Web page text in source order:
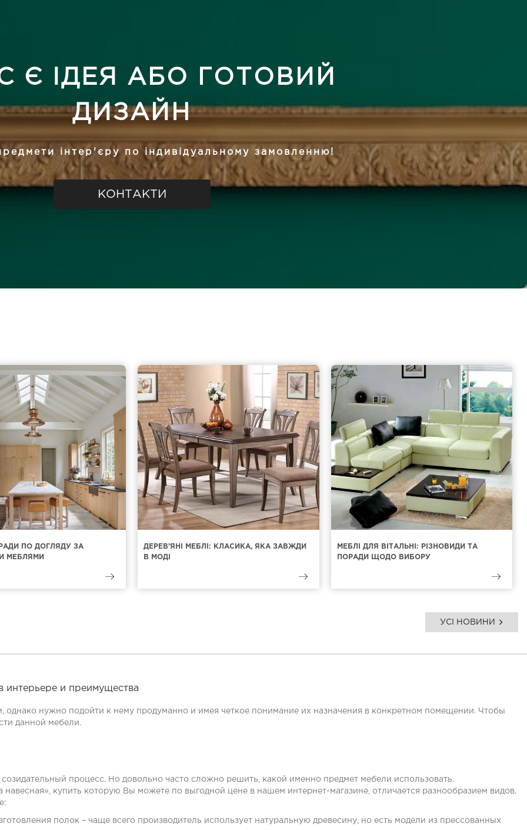
Є ІДЕЯ АБО ГОТОВИЙ
ДИЗАЙН
інтер'єру по індивідуальному замовленню!
КОНТАКТИ
ПО ДОГЛЯДУ ЗА
МЕБЛЯМИ
ДЕРЕВ'ЯНІ МЕБЛІ: КЛАСИКА, ЯКА ЗАВЖДИ
В МОДІ
МЕБЛІ ДЛЯ ВІТАЛЬНІ: РІЗНОВИДИ ТА
ПОРАДИ ЩОДО ВИБОРУ
УСІ НОВИНИ
интерьере и преимущества
однако нужно подойти к нему продуманно и имея четкое понимание их назначения в конкретном помещении. Чтобы
данной мебели.
процесс. Но довольно часто сложно решить, какой именно предмет мебели использовать.
навесная», купить которую Вы можете по выгодной цене в нашем интернет-магазине, отличается разнообразием видов.
полок – чаще всего производитель использует натуральную древесину, но есть модели из прессованных